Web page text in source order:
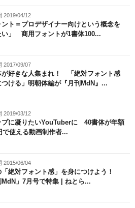
2019/04/12
ント＝プロデザイナー向けという概念を
い」 商用フォントが1書体100...
2017/09/07
が好きな人集まれ！ 「絶対フォント感
つける」明朝体編が『月刊MdN』...
2019/03/12
プに凝りたいYouTuberに 40書体が年額
で使える動画制作者...
2015/06/04
「絶対フォント感」を身につけよう！
MdN」7月号で特集 | ねとら...